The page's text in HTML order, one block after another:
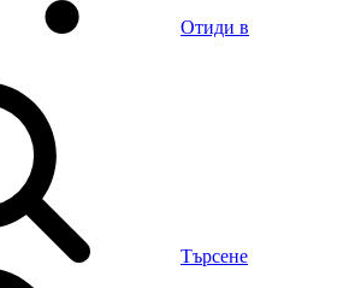
Отиди в
Търсене